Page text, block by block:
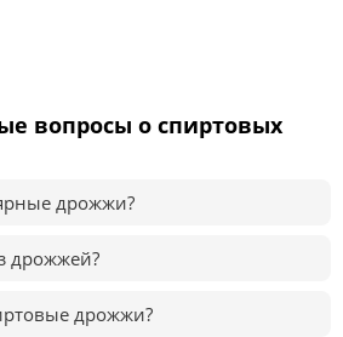
вопросы о спиртовых
дрожжи?
дрожжей?
дрожжи?